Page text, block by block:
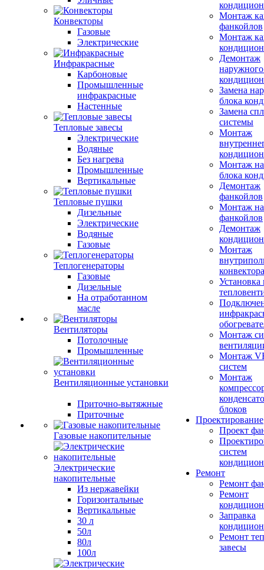
Конвекторы
Газовые
Электрические
Инфракрасные
Карбоновые
Промышленные
инфракрасные
Настенные
Тепловые завесы
Электрические
Водяные
Без нагрева
Промышленные
Вертикальные
Тепловые пушки
Дизельные
Электрические
Водяные
Газовые
Теплогенераторы
Газовые
Дизельные
На отработанном
масле
Вентиляторы
Потолочные
Промышленные
Вентиляционные установки
Приточно-вытяжные
Приточные
Газовые накопительные
Электрические
накопительные
Из нержавейки
Горизонтальные
Вертикальные
30 л
50л
80л
100л
Монтаж
фанкойлов
Монтаж
Демонтаж
Замена
блока
Замена
системы
Монтаж
Монтаж
блока
Демонтаж
фанкойлов
Монтаж
фанкойлов
Демонтаж
Монтаж
конвектора
Установка
Монтаж
Монтаж
систем
Монтаж
блоков
Проектирование
Проект
систем
Ремонт
Ремонт
Ремонт
Заправка
Ремонт
завесы